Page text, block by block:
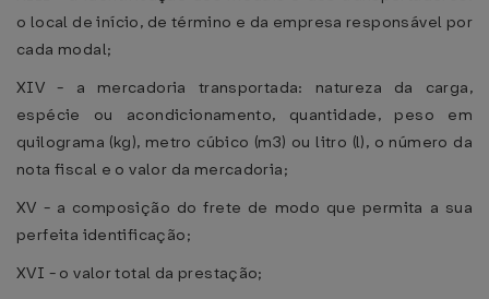
o local de início, de término e da empresa responsável por
cada modal;
XIV - a mercadoria transportada: natureza da carga,
espécie ou acondicionamento, quantidade, peso em
quilograma (kg), metro cúbico (m3) ou litro (l), o número da
nota fiscal e o valor da mercadoria;
XV - a composição do frete de modo que permita a sua
perfeita identificação;
XVI - o valor total da prestação;